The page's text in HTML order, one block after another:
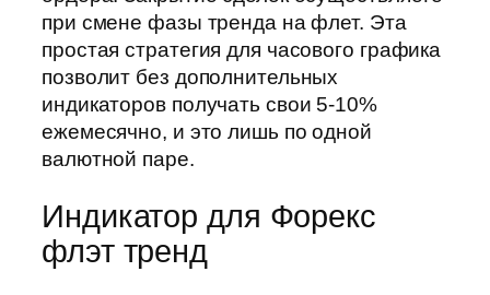
при смене фазы тренда на флет. Эта
простая стратегия для часового графика
позволит без дополнительных
индикаторов получать свои 5-10%
ежемесячно, и это лишь по одной
валютной паре.
Индикатор для Форекс
флэт тренд